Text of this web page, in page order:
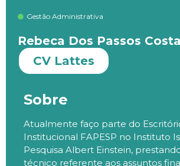
Gestão Administrativa
Rebeca Dos Passos Costa
CV Lattes
Sobre
Atualmente faço parte do
Institucional FAPESP no Instituto
Pesquisa Albert Einstein,
técnico referente aos assuntos